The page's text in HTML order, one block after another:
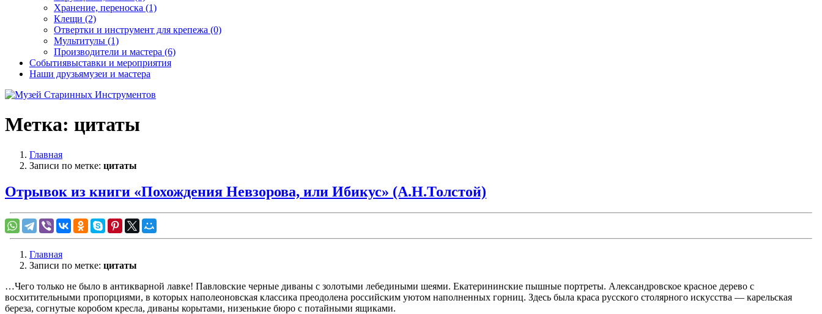
Хранение, переноска (1)
Клещи (2)
Отвертки и инструмент для крепежа (0)
Мультитулы (1)
Производители и мастера (6)
Событиявыставки и мероприятия
Наши друзьямузеи и мастера
Метка: цитаты
Главная
Записи по метке: цитаты
Отрывок из книги «Похождения Невзорова, или Ибикус» (А.Н.Толстой)
Главная
Записи по метке: цитаты
…Чего только не было в антикварной лавке! Павловские черные диваны с золотыми лебедиными шеями. Екатерининские пышные портреты. Александровское красное дерево с
восхитительными пропорциями, в которых наполеоновская классика преодолена российским уютом наполненных горниц. Здесь была краса русского столярного искусства — карельская
береза, согнутые коробом кресла, диваны корытами, низенькие бюро с потайными ящиками.